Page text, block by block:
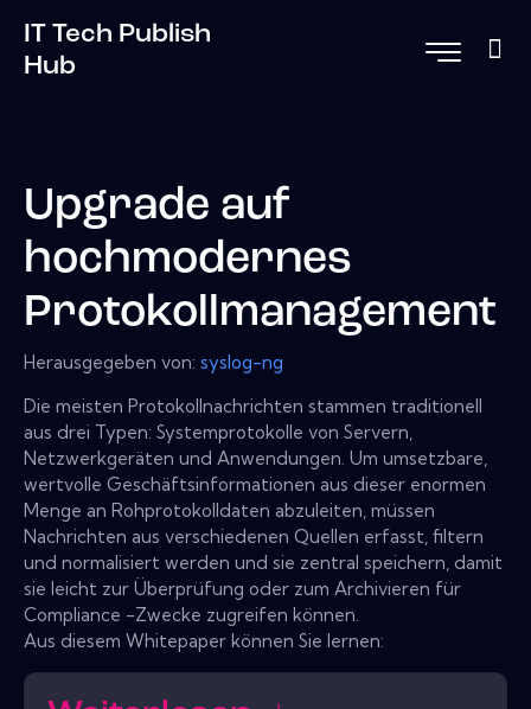
IT Tech Publish
Hub
Upgrade auf
hochmodernes
Protokollmanagement
Herausgegeben von: syslog-ng
Die meisten Protokollnachrichten stammen traditionell
aus drei Typen: Systemprotokolle von Servern,
Netzwerkgeräten und Anwendungen. Um umsetzbare,
wertvolle Geschäftsinformationen aus dieser enormen
Menge an Rohprotokolldaten abzuleiten, müssen
Nachrichten aus verschiedenen Quellen erfasst, filtern
und normalisiert werden und sie zentral speichern, damit
sie leicht zur Überprüfung oder zum Archivieren für
Compliance -Zwecke zugreifen können.
Aus diesem Whitepaper können Sie lernen: